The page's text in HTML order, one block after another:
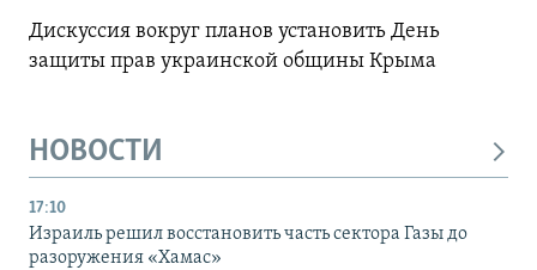
Дискуссия вокруг планов установить День
защиты прав украинской общины Крыма
НОВОСТИ
17:10
Израиль решил восстановить часть сектора Газы до
разоружения «Хамас»